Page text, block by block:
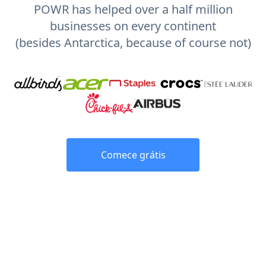
POWR has helped over a half million
businesses on every continent
(besides Antarctica, because of course not)
Comece grátis